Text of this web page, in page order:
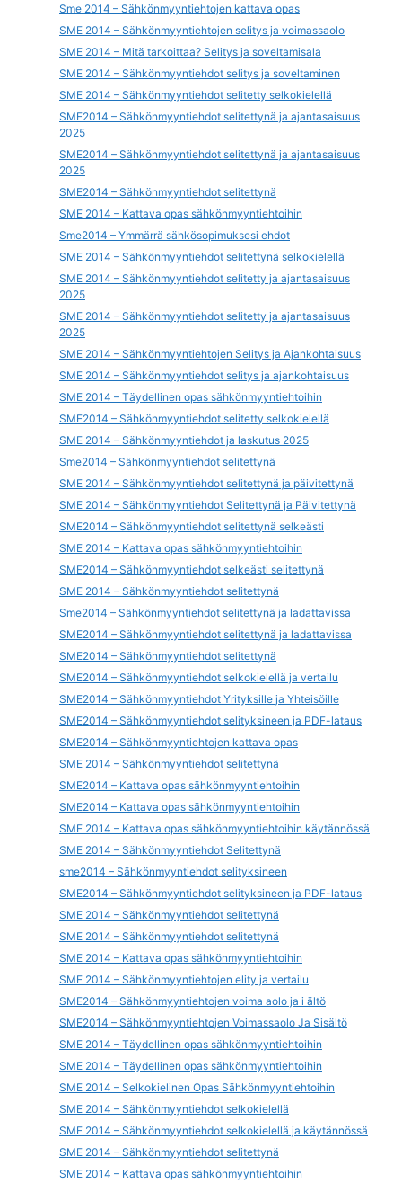
Sme 2014 – Sähkönmyyntiehtojen kattava opas
SME 2014 – Sähkönmyyntiehtojen selitys ja voimassaolo
SME 2014 – Mitä tarkoittaa? Selitys ja soveltamisala
SME 2014 – Sähkönmyyntiehdot selitys ja soveltaminen
SME 2014 – Sähkönmyyntiehdot selitetty selkokielellä
SME2014 – Sähkönmyyntiehdot selitettynä ja ajantasaisuus
2025
SME2014 – Sähkönmyyntiehdot selitettynä ja ajantasaisuus
2025
SME2014 – Sähkönmyyntiehdot selitettynä
SME 2014 – Kattava opas sähkönmyyntiehtoihin
Sme2014 – Ymmärrä sähkösopimuksesi ehdot
SME 2014 – Sähkönmyyntiehdot selitettynä selkokielellä
SME 2014 – Sähkönmyyntiehdot selitetty ja ajantasaisuus
2025
SME 2014 – Sähkönmyyntiehdot selitetty ja ajantasaisuus
2025
SME 2014 – Sähkönmyyntiehtojen Selitys ja Ajankohtaisuus
SME 2014 – Sähkönmyyntiehdot selitys ja ajankohtaisuus
SME 2014 – Täydellinen opas sähkönmyyntiehtoihin
SME2014 – Sähkönmyyntiehdot selitetty selkokielellä
SME 2014 – Sähkönmyyntiehdot ja laskutus 2025
Sme2014 – Sähkönmyyntiehdot selitettynä
SME 2014 – Sähkönmyyntiehdot selitettynä ja päivitettynä
SME 2014 – Sähkönmyyntiehdot Selitettynä ja Päivitettynä
SME2014 – Sähkönmyyntiehdot selitettynä selkeästi
SME 2014 – Kattava opas sähkönmyyntiehtoihin
SME2014 – Sähkönmyyntiehdot selkeästi selitettynä
SME 2014 – Sähkönmyyntiehdot selitettynä
Sme2014 – Sähkönmyyntiehdot selitettynä ja ladattavissa
SME2014 – Sähkönmyyntiehdot selitettynä ja ladattavissa
SME2014 – Sähkönmyyntiehdot selitettynä
SME2014 – Sähkönmyyntiehdot selkokielellä ja vertailu
SME2014 – Sähkönmyyntiehdot Yrityksille ja Yhteisöille
SME2014 – Sähkönmyyntiehdot selityksineen ja PDF-lataus
SME2014 – Sähkönmyyntiehtojen kattava opas
SME 2014 – Sähkönmyyntiehdot selitettynä
SME2014 – Kattava opas sähkönmyyntiehtoihin
SME2014 – Kattava opas sähkönmyyntiehtoihin
SME 2014 – Kattava opas sähkönmyyntiehtoihin käytännössä
SME 2014 – Sähkönmyyntiehdot Selitettynä
sme2014 – Sähkönmyyntiehdot selityksineen
SME2014 – Sähkönmyyntiehdot selityksineen ja PDF-lataus
SME 2014 – Sähkönmyyntiehdot selitettynä
SME 2014 – Sähkönmyyntiehdot selitettynä
SME 2014 – Kattava opas sähkönmyyntiehtoihin
SME 2014 – Sähkönmyyntiehtojen elity ja vertailu
SME2014 – Sähkönmyyntiehtojen voima aolo ja i ältö
SME2014 – Sähkönmyyntiehtojen Voimassaolo Ja Sisältö
SME 2014 – Täydellinen opas sähkönmyyntiehtoihin
SME 2014 – Täydellinen opas sähkönmyyntiehtoihin
SME 2014 – Selkokielinen Opas Sähkönmyyntiehtoihin
SME 2014 – Sähkönmyyntiehdot selkokielellä
SME 2014 – Sähkönmyyntiehdot selkokielellä ja käytännössä
SME 2014 – Sähkönmyyntiehdot selitettynä
SME 2014 – Kattava opas sähkönmyyntiehtoihin